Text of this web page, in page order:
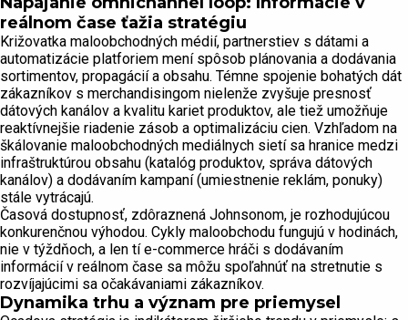
reálnom čase ťažia stratégiu
Križovatka maloobchodných médií, partnerstiev s dátami a
automatizácie platforiem mení spôsob plánovania a dodávania
sortimentov, propagácií a obsahu. Témne spojenie bohatých dát
zákazníkov s merchandisingom nielenže zvyšuje presnosť
dátových kanálov a kvalitu kariet produktov, ale tiež umožňuje
reaktívnejšie riadenie zásob a optimalizáciu cien. Vzhľadom na
škálovanie maloobchodných mediálnych sietí sa hranice medzi
infraštruktúrou obsahu (katalóg produktov, správa dátových
kanálov) a dodávaním kampaní (umiestnenie reklám, ponuky)
stále vytrácajú.
Časová dostupnosť, zdôraznená Johnsonom, je rozhodujúcou
konkurenčnou výhodou. Cykly maloobchodu fungujú v hodinách,
nie v týždňoch, a len tí e-commerce hráči s dodávaním
informácií v reálnom čase sa môžu spoľahnúť na stretnutie s
rozvíjajúcimi sa očakávaniami zákazníkov.
Dynamika trhu a význam pre priemysel